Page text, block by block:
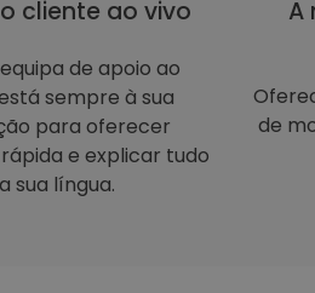
cliente ao vivo
de apoio ao
sempre à sua
para oferecer
e explicar tudo
sua língua.
A
de